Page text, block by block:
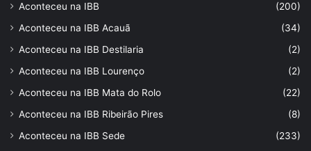
Aconteceu na IBB
(200)
Aconteceu na IBB Acauã
(34)
Aconteceu na IBB Destilaria
(2)
Aconteceu na IBB Lourenço
(2)
Aconteceu na IBB Mata do Rolo
(22)
Aconteceu na IBB Ribeirão Pires
(8)
Aconteceu na IBB Sede
(233)